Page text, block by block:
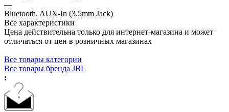
—
Bluetooth, AUX-In (3.5mm Jack)
Все характеристики
Цена действительна только для интернет-магазина и может
отличаться от цен в розничных магазинах
Все товары категории
Все товары бренда JBL
: